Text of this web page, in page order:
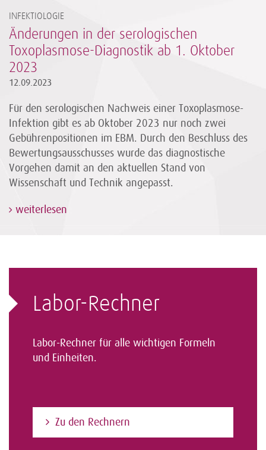
INFEKTIOLOGIE
Änderungen in der serologischen
Toxoplasmose-Diagnostik ab 1. Oktober
2023
12.09.2023
Für den serologischen Nachweis einer Toxoplasmose-
Infektion gibt es ab Oktober 2023 nur noch zwei
Gebührenpositionen im EBM. Durch den Beschluss des
Bewertungsausschusses wurde das diagnostische
Vorgehen damit an den aktuellen Stand von
Wissenschaft und Technik angepasst.
weiterlesen
Labor-Rechner
Labor-Rechner für alle wichtigen Formeln
und Einheiten.
Zu den Rechnern